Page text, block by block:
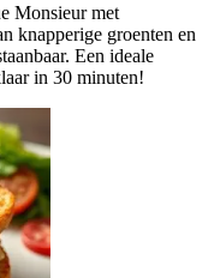
Monsieur met
knapperige groenten en
Een ideale
in 30 minuten!